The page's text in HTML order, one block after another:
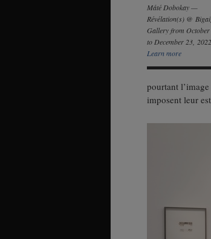
Máté Dobokay —
Révélation(s) @
Gallery from October
to December 23, 2022.
Learn more
pourtant
imposent leur